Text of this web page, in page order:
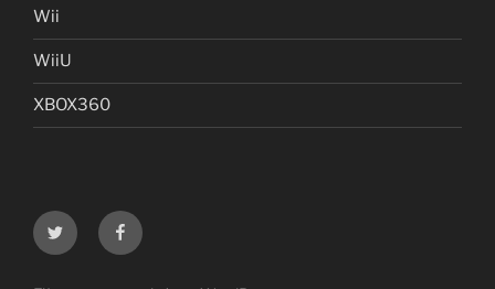
Wii
WiiU
XBOX360
Twitter Facebook